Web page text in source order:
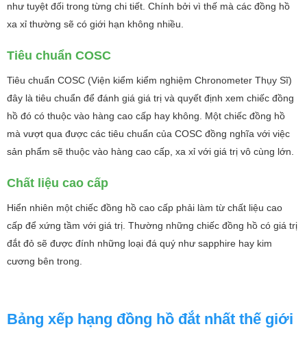
như tuyệt đối trong từng chi tiết. Chính bởi vì thế mà các đồng hồ
xa xỉ thường sẽ có giới hạn không nhiều.
Tiêu chuẩn COSC
Tiêu chuẩn COSC (Viện kiểm kiểm nghiệm Chronometer Thụy Sĩ)
đây là tiêu chuẩn để đánh giá giá trị và quyết định xem chiếc đồng
hồ đó có thuộc vào hàng cao cấp hay không. Một chiếc đồng hồ
mà vượt qua được các tiêu chuẩn của COSC đồng nghĩa với việc
sản phẩm sẽ thuộc vào hàng cao cấp, xa xỉ với giá trị vô cùng lớn.
Chất liệu cao cấp
Hiển nhiên một chiếc đồng hồ cao cấp phải làm từ chất liệu cao
cấp để xứng tầm với giá trị. Thường những chiếc đồng hồ có giá trị
đắt đỏ sẽ được đính những loại đá quý như sapphire hay kim
cương bên trong.
Bảng xếp hạng đồng hồ đắt nhất thế giới